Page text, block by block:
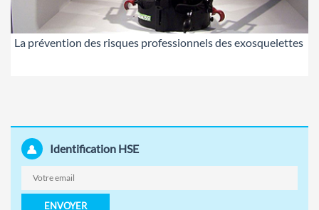
La prévention des risques professionnels des exosquelettes
Identification HSE
ENVOYER